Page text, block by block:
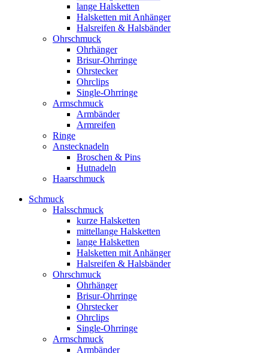
lange Halsketten
Halsketten mit Anhänger
Halsreifen & Halsbänder
Ohrschmuck
Ohrhänger
Brisur-Ohrringe
Ohrstecker
Ohrclips
Single-Ohrringe
Armschmuck
Armbänder
Armreifen
Ringe
Anstecknadeln
Broschen & Pins
Hutnadeln
Haarschmuck
Schmuck
Halsschmuck
kurze Halsketten
mittellange Halsketten
lange Halsketten
Halsketten mit Anhänger
Halsreifen & Halsbänder
Ohrschmuck
Ohrhänger
Brisur-Ohrringe
Ohrstecker
Ohrclips
Single-Ohrringe
Armschmuck
Armbänder